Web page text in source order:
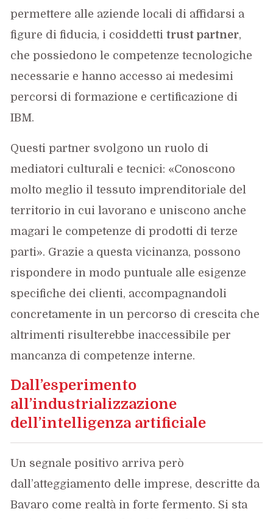
permettere alle aziende locali di affidarsi a
figure di fiducia, i cosiddettitrust partner,
che possiedono le competenze tecnologiche
necessarie e hanno accesso ai medesimi
percorsi di formazione e certificazione di
IBM.
Questi partner svolgono un ruolo di
mediatori culturali e tecnici: «Conoscono
molto meglio il tessuto imprenditoriale del
territorio in cui lavorano e uniscono anche
magari le competenze di prodotti di terze
parti». Grazie a questa vicinanza, possono
rispondere in modo puntuale alle esigenze
specifiche dei clienti, accompagnandoli
concretamente in un percorso di crescita che
altrimenti risulterebbe inaccessibile per
mancanza di competenze interne.
Dall’esperimento
all’industrializzazione
dell’intelligenza artificiale
Un segnale positivo arriva però
dall’atteggiamento delle imprese, descritte da
Bavaro come realtà in forte fermento. Si sta